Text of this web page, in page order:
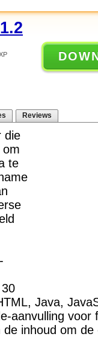
Reviews
die
om
te
Java,
aanvulling voor
inhoud om de